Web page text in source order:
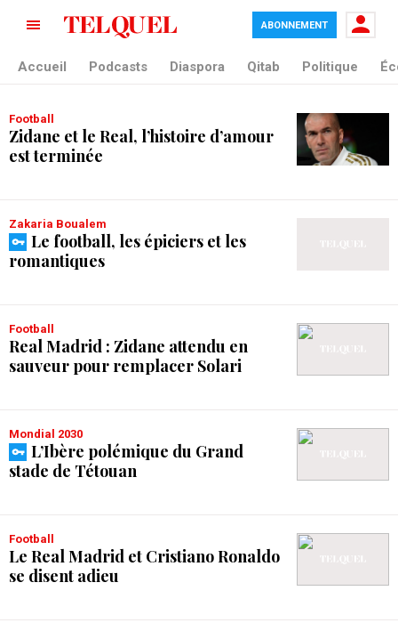
tag blade
ABONNEMENT
Accueil Podcasts Diaspora Qitab Politique
Football
Zidane et le Real, l’histoire d’amour
est terminée
Zakaria Boualem
Le football, les épiciers et les
romantiques
Football
Real Madrid : Zidane attendu en
sauveur pour remplacer Solari
Mondial 2030
L’Ibère polémique du Grand
stade de Tétouan
Football
Le Real Madrid et Cristiano Ronaldo
se disent adieu